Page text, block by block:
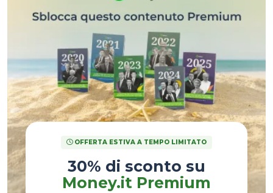
OFFERTA ESTIVA A TEMPO LIMITATO
30% di sconto su
Money.it Premium